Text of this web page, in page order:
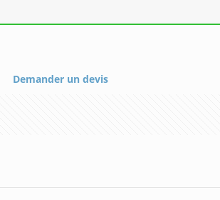
Demander un devis